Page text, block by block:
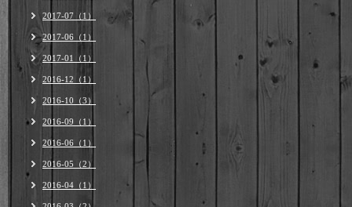
2017-07（1）
2017-06（1）
2017-01（1）
2016-12（1）
2016-10（3）
2016-09（1）
2016-06（1）
2016-05（2）
2016-04（1）